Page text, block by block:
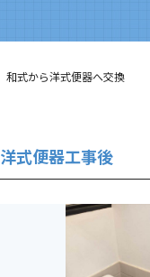
和式から洋式便器へ交換
洋式便器工事後